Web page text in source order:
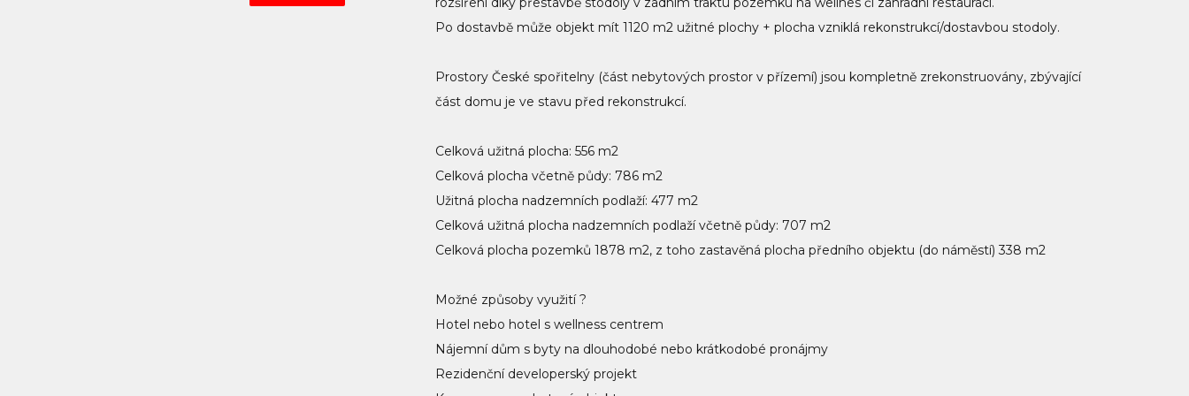
Po dostavbě může objekt mít 1120 m2 užitné plochy + plocha vzniklá rekonstrukcí/dostavbou stodoly.
Prostory České spořitelny (část nebytových prostor v přízemí) jsou kompletně zrekonstruovány, zbývající
část domu je ve stavu před rekonstrukcí.
Celková užitná plocha: 556 m2
Celková plocha včetně půdy: 786 m2
Užitná plocha nadzemních podlaží: 477 m2
Celková užitná plocha nadzemních podlaží včetně půdy: 707 m2
Celková plocha pozemků 1878 m2, z toho zastavěná plocha předního objektu (do náměstí) 338 m2
Možné způsoby využití ?
Hotel nebo hotel s wellness centrem
Nájemní dům s byty na dlouhodobé nebo krátkodobé pronájmy
Rezidenční developerský projekt